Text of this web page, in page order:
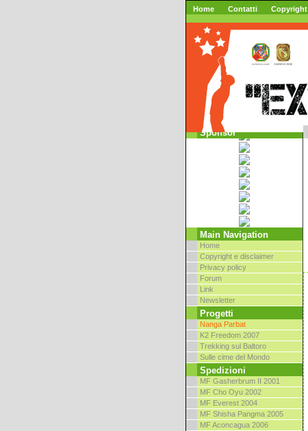
Home Contatti Copyright
Sponsor
Main Navigation
Home
Copyright e disclaimer
Privacy policy
Forum
Link
Newsletter
Progetti
Nanga Parbat
K2 Freedom 2007
Trekking sul Baltoro
Sulle cime del Mondo
Spedizioni
MF Gasherbrum II 2001
MF Cho Oyu 2002
MF Everest 2004
MF Shisha Pangma 2005
MF Aconcagua 2006